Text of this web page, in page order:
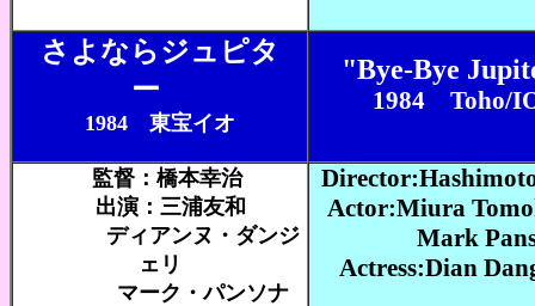
さよならジュピタ
ー
1984 東宝イオ
"Bye-Bye
1984 Toho/
監督：橋本幸治
出演：三浦友和
ディアンヌ・ダンジ
ェリ
マーク・パンソナ
Actor:Miura
Mark
Actress:Dian